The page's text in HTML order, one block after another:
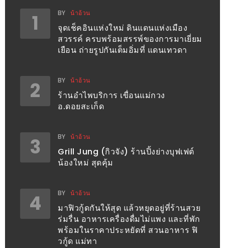
ทำ
ทาน
เอง?
TOP
ร้าน
อาหาร
มาก
ที่สุด
ประจำ
1 BY น้าอ้วน
จุดเช็คอินแห่งใหม่ ดินแดนแห่งเมือง
สวรรค์ ครบพร้อมสรรพ์ของการมาเยี่ยม
เยือน ถ่ายรูปกันเต็มอิ่มที่ แดนเทวดา
2 BY น้าอ้วน
ร้านอำไพบริการ เขื่อนแม่กวง
อ.ดอยสะเก็ด
3 BY น้าอ้วน
Grill Jung (กิวจัง) ร้านปิ้งย่างบุฟเฟต์
น้องใหม่ สุดคุ้ม
4 BY น้าอ้วน
มาฟิวกู้ดกันให้สุด แล้วหยุดอยู่ที่ร้านสวย
ร่มรื่น อาหารเครื่องดื่มไม่แพง และที่พัก
พร้อมในราคาประหยัดที่ สวนอาหาร ฟิ
วกู้ด แม่ทา